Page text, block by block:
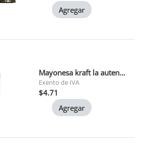
Agregar
Mayonesa kraft la autentica 445 gr
Exento de IVA
$4.71
Agregar